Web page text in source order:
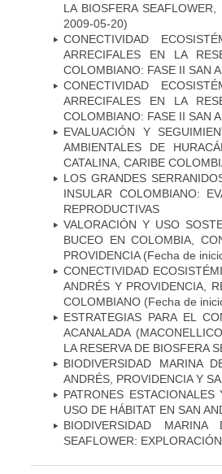
LA BIOSFERA
2009-05-20)
CONECTIVIDAD
ARRECIFALES EN LA
COLOMBIANO: FASE II SAN
CONECTIVIDAD
ARRECIFALES EN LA
COLOMBIANO: FASE II SAN
EVALUACIÓN Y
AMBIENTALES DE
CATALINA, CARIBE
LOS GRANDES
INSULAR COLOMBIANO:
REPRODUCTIVAS
VALORACIÓN Y USO
BUCEO EN COLOMBIA,
PROVIDENCIA(Fecha de
CONECTIVIDAD
ANDRÉS Y PROVIDENCIA,
COLOMBIANO (Fecha de
ESTRATEGIAS PARA EL
ACANALADA
LA RESERVA DE BIOSFERA
BIODIVERSIDAD MARINA
ANDRÉS, PROVIDENCIA Y
PATRONES
USO DE HÁBITAT EN SAN
BIODIVERSIDAD
SEAFLOWER: